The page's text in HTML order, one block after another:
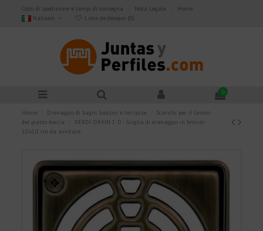
Costi di spedizione e tempi di consegna Nota Legale
Home
Italiano
Lista de desejos (0)
0
Home Drenaggio di bagni, balconi e terrazze
Scarichi per il lavoro
del piatto doccia
KERDI-DRAIN 1 D - Griglia di drenaggio in bronzo
10x10 cm da avvitare